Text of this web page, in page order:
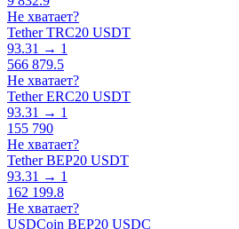
Не хватает?
Tether TRC20 USDT
93.31 → 1
566 879.5
Не хватает?
Tether ERC20 USDT
93.31 → 1
155 790
Не хватает?
Tether BEP20 USDT
93.31 → 1
162 199.8
Не хватает?
USDCoin BEP20 USDC